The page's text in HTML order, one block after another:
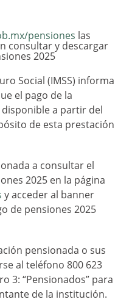
pensiones las
consultar y descargar
2025
Social (IMSS) informa
el pago de la
a partir del
de esta prestación
a consultar el
2025 en la página
y acceder al banner
de pensiones 2025
pensionada o sus
al teléfono 800 623
3: “Pensionados” para
de la institución.